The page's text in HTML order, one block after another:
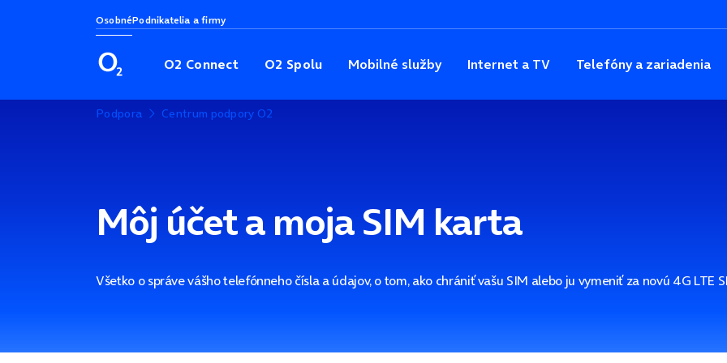
OsobnéPodnikatelia a firmy
O2 Connect O2 Spolu Mobilné služby Internet a TV Telefóny a zariadenia
Podpora Centrum podpory O2
Môj účet a moja SIM karta
Všetko o správe vášho telefónneho čísla a údajov, o tom, ako chrániť vašu SIM alebo ju vymeniť za novú 4G LTE